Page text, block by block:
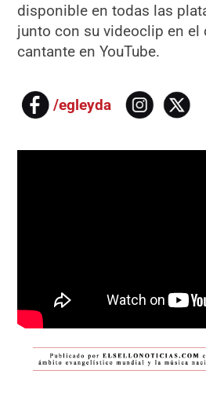
disponible en todas las
junto con su videoclip en el
cantante en YouTube.
/egleyda